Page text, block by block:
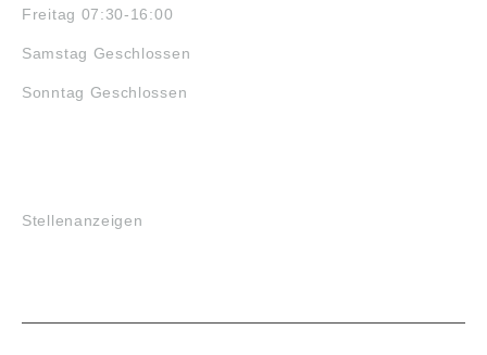
Freitag 07:30-16:00
Samstag Geschlossen
Sonntag Geschlossen
Stellenanzeigen